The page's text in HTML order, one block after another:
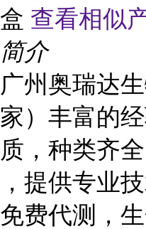
盒 查看相似
简介
广州奥瑞达
家）丰富的
质，种类齐
，提供专业
免费代测，